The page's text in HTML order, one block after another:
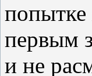
попытке
первым
и не